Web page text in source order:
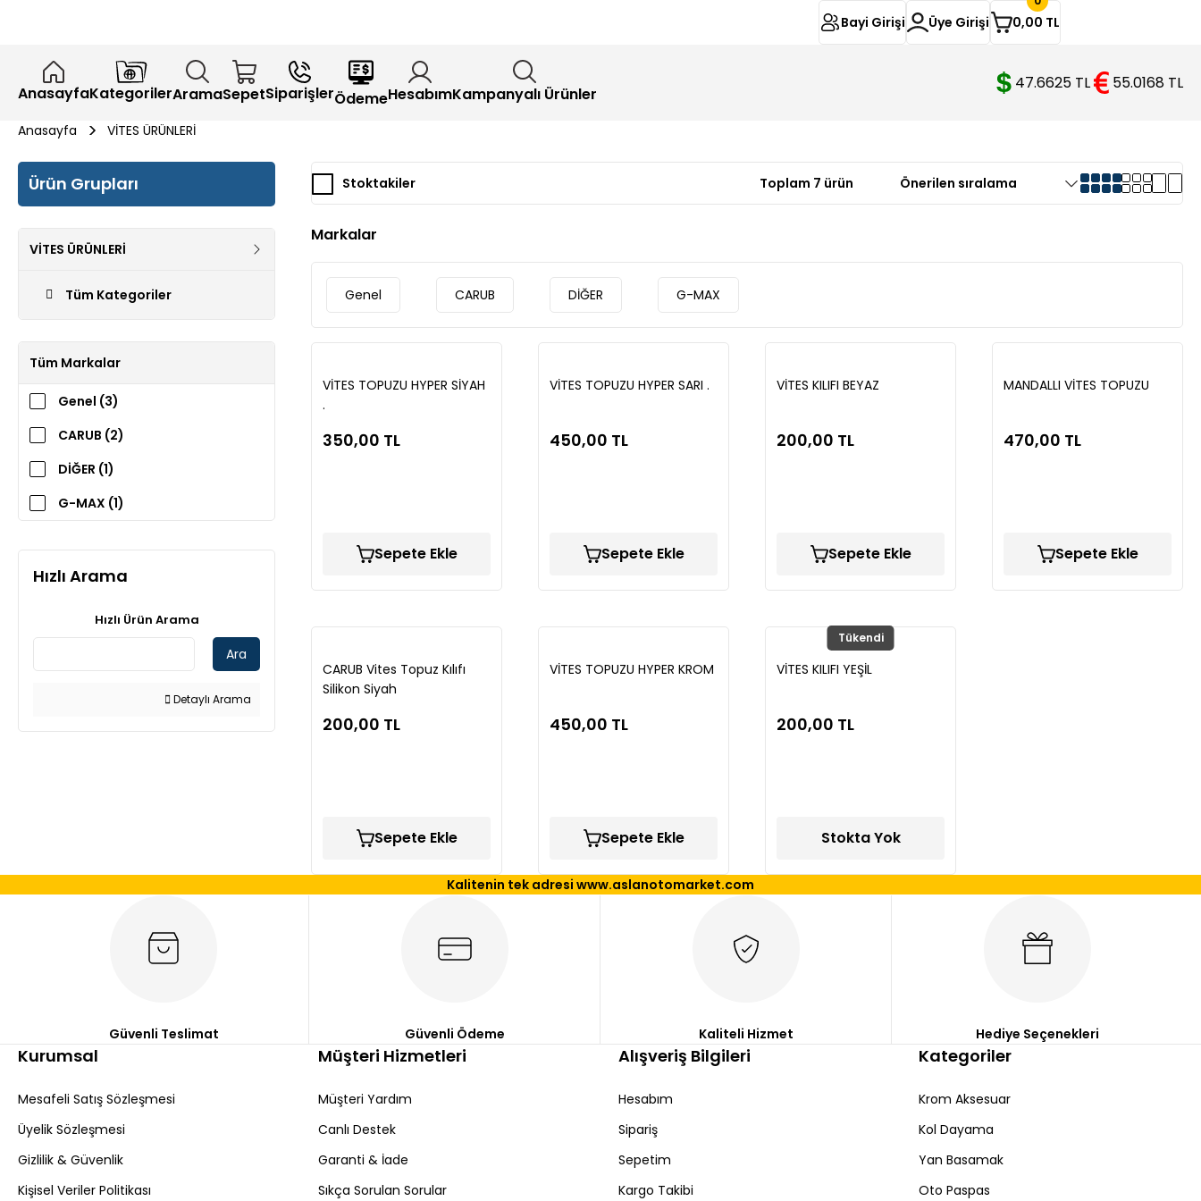
Bayi Girişi Üye Girişi 0,00 TL
AnasayfaKategorilerAramaSepetSiparişlerÖdemeHesabımKampanyalı Ürünler
47.6625 TL 55.0168 TL
Anasayfa VİTES ÜRÜNLERİ
Ürün Grupları
VİTES ÜRÜNLERİ
Tüm Kategoriler
Tüm Markalar
Genel (3)
CARUB (2)
DİĞER (1)
G-MAX (1)
Hızlı Arama
Hızlı Ürün Arama
Ara
Detaylı Arama
Stoktakiler Toplam 7 ürün
Markalar
Genel CARUB DİĞER G-MAX
VİTES TOPUZU HYPER SİYAH
.
350,00 TL
Sepete Ekle
VİTES TOPUZU HYPER SARI .
450,00 TL
Sepete Ekle
VİTES KILIFI BEYAZ
200,00 TL
Sepete Ekle
MANDALLI VİTES TOPUZU
470,00 TL
Sepete Ekle
CARUB Vites Topuz Kılıfı
Silikon Siyah
200,00 TL
Sepete Ekle
VİTES TOPUZU HYPER KROM
450,00 TL
Sepete Ekle
Tükendi
VİTES KILIFI YEŞİL
200,00 TL
Stokta Yok
Kalitenin tek adresi www.aslanotomarket.com
Güvenli Teslimat Güvenli Ödeme Kaliteli Hizmet Hediye Seçenekleri
Kurumsal
Mesafeli Satış Sözleşmesi
Üyelik Sözleşmesi
Gizlilik & Güvenlik
Kişisel Veriler Politikası
Müşteri Hizmetleri
Müşteri Yardım
Canlı Destek
Garanti & İade
Sıkça Sorulan Sorular
Alışveriş Bilgileri
Hesabım
Sipariş
Sepetim
Kargo Takibi
Kategoriler
Krom Aksesuar
Kol Dayama
Yan Basamak
Oto Paspas